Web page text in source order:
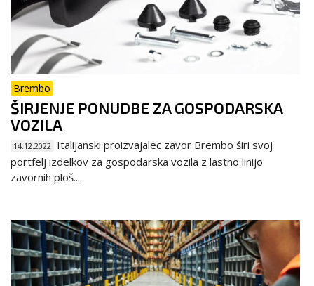
Brembo
ŠIRJENJE PONUDBE ZA GOSPODARSKA
VOZILA
14.12.2022
Italijanski proizvajalec zavor Brembo širi svoj
portfelj izdelkov za gospodarska vozila z lastno linijo
zavornih ploš...